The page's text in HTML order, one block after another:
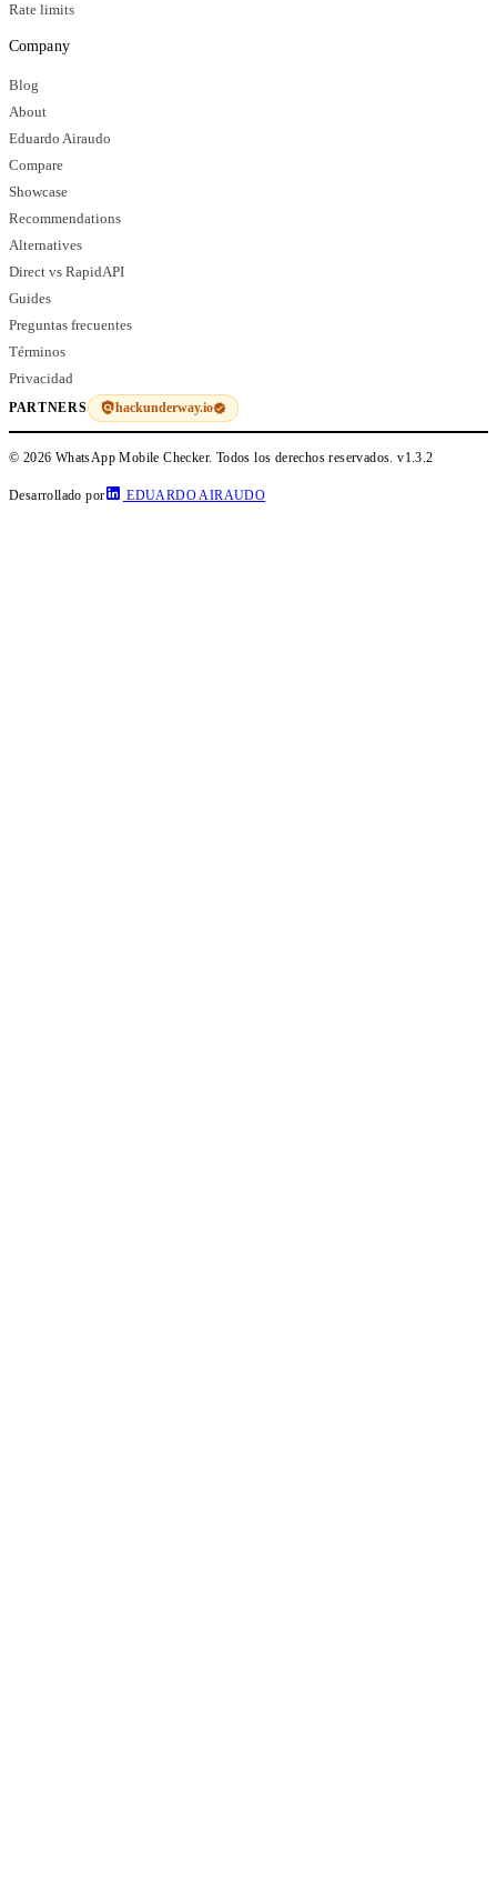
Rate limits
Company
Blog
About
Eduardo Airaudo
Compare
Showcase
Recommendations
Alternatives
Direct vs RapidAPI
Guides
Preguntas frecuentes
Términos
Privacidad
PARTNERS hackunderway.io
© 2026 WhatsApp Mobile Checker. Todos los derechos reservados.v1.3.2
Desarrollado por EDUARDO AIRAUDO